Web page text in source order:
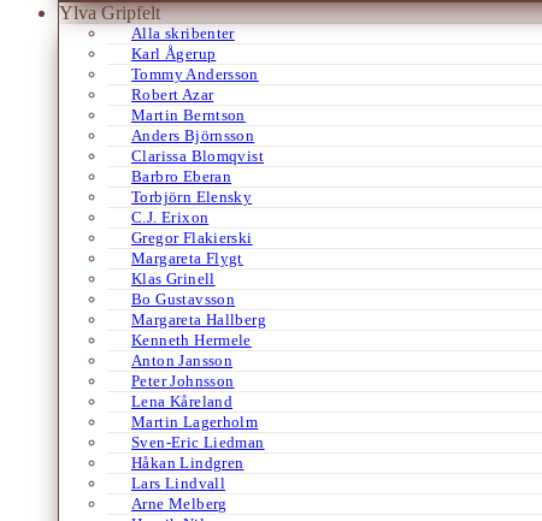
Ylva Gripfelt
Alla skribenter
Karl Ågerup
Tommy Andersson
Robert Azar
Martin Berntson
Anders Björnsson
Clarissa Blomqvist
Barbro Eberan
Torbjörn Elensky
C.J. Erixon
Gregor Flakierski
Margareta Flygt
Klas Grinell
Bo Gustavsson
Margareta Hallberg
Kenneth Hermele
Anton Jansson
Peter Johnsson
Lena Kåreland
Martin Lagerholm
Sven-Eric Liedman
Håkan Lindgren
Lars Lindvall
Arne Melberg